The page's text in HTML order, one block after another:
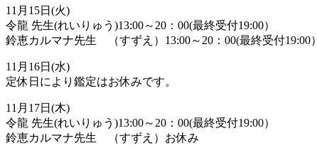
11月15日(火)
令龍 先生(れいりゅう)13:00～20：00(最終受付19:00）
鈴恵カルマナ先生 （すずえ）13:00～20：00(最終受付19:00）
11月16日(水)
定休日により鑑定はお休みです。
11月17日(木)
令龍 先生(れいりゅう)13:00～20：00(最終受付19:00）
鈴恵カルマナ先生 （すずえ）お休み